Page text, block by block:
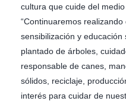
cultura que cuide del medio
“Continuaremos
sensibilización y
plantado de árboles,
responsable de canes,
sólidos, reciclaje,
interés para cuidar de